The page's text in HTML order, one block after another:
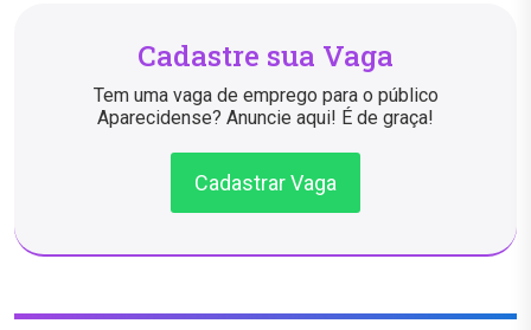
Cadastre sua Vaga
Tem uma vaga de emprego para o público
Aparecidense? Anuncie aqui! É de graça!
Cadastrar Vaga